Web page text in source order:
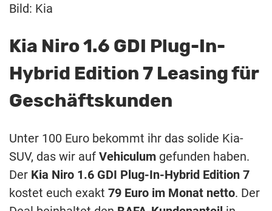
Bild: Kia
Kia Niro 1.6 GDI Plug-In-
Hybrid Edition 7 Leasing für
Geschäftskunden
Unter 100 Euro bekommt ihr das solide Kia-
SUV, das wir auf Vehiculum gefunden haben.
Der Kia Niro 1.6 GDI Plug-In-Hybrid Edition 7
kostet euch exakt 79 Euro im Monat netto. Der